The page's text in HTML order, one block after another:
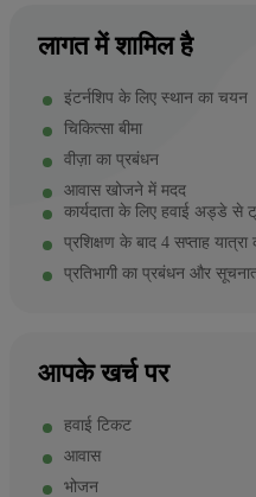
लागत में शामिल है
इंटर्नशिप के लिए स्थान का चयन
चिकित्सा बीमा
वीज़ा का प्रबंधन
आवास खोजने में मदद
कार्यदाता के लिए हवाई अड्डे से
प्रशिक्षण के बाद 4 सप्ताह
प्रतिभागी का प्रबंधन और
आपके खर्च पर
हवाई टिकट
आवास
भोजन